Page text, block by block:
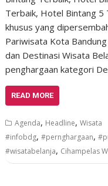
Terbaik, Hotel Bintang 5
khusus yang
Pariwisata Kota
dan Destinasi Wisata
penghargaan kategori
READ MORE
Agenda, Headline,Wisata
#infobdg,#pernghargaan,
#wisatabelanja, Cihampelas